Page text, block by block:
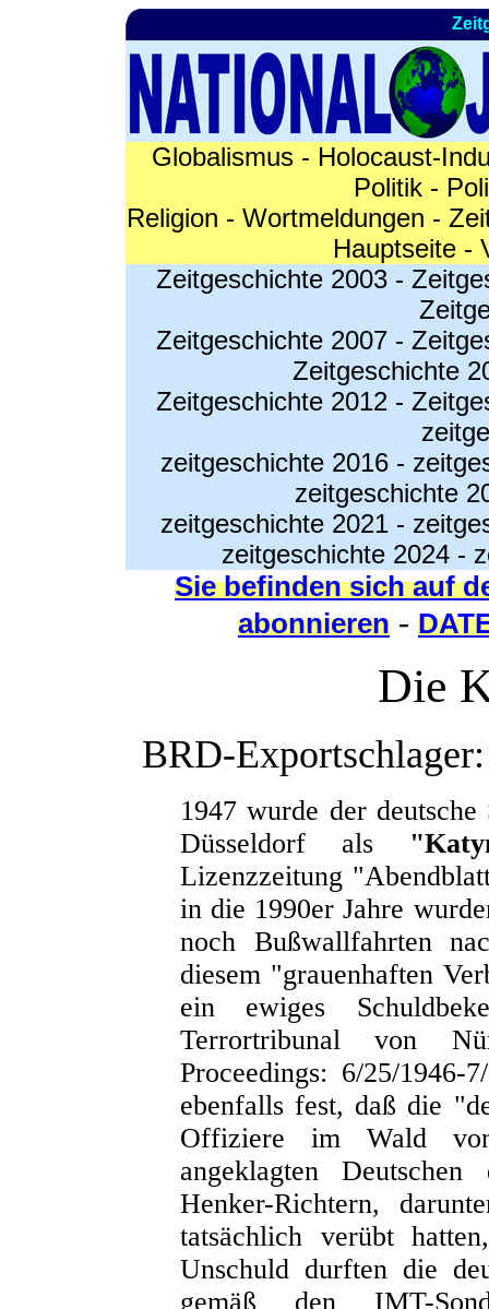
Globalismus- Holocaust-
Politik -
Religion - Wortmeldungen -
Hauptseite-
Zeitgeschichte 2003-
Zeitgeschichte 2007-
Zeitgeschichte
Zeitgeschichte 2012-
zeitgeschichte 2016 -
zeitgeschichte
zeitgeschichte 2021 -
zeitgeschichte 2024-
Sie befinden sich auf
abonnieren -
Die
BRD-
1947 wurde der
Düsseldorf als
Lizenzzeitung
in die 1990er Jahre
noch Bußwallfahrten
diesem "grauenhaften
ein ewiges
Terrortribunal von
Proceedings: 6/25/1946-
ebenfalls fest, daß die
Offiziere im Wald
angeklagten
Henker-Richtern,
tatsächlich verübt
Unschuld durften die
gemäß den IMT-